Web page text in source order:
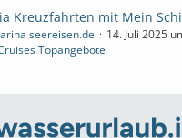
Kreuzfahrten mit Mein
seereisen.de
14. Juli 2025
Topangebote